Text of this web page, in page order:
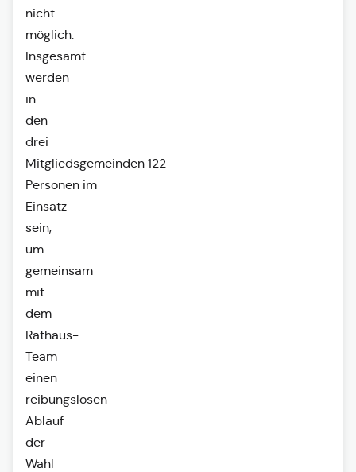
nicht
möglich.
Insgesamt
werden
in
den
drei
Mitgliedsgemeinden 122
Personen im
Einsatz
sein,
um
gemeinsam
mit
dem
Rathaus-
Team
einen
reibungslosen
Ablauf
der
Wahl